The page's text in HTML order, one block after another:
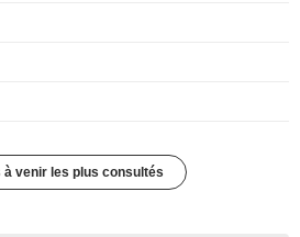
à venir les plus consultés